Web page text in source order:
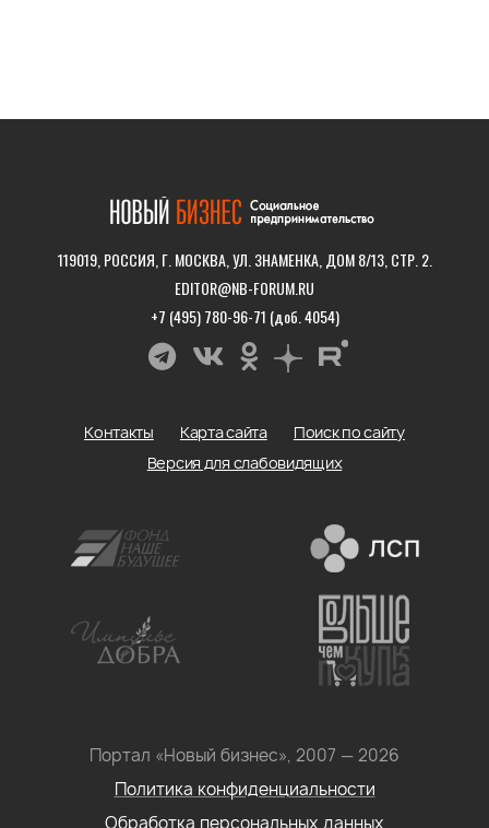
119019, РОССИЯ, Г. МОСКВА, УЛ. ЗНАМЕНКА, ДОМ 8/13, СТР. 2.
EDITOR@NB-FORUM.RU
+7 (495) 780-96-71 (доб. 4054)
Портал «Новый бизнес», 2007 — 2026
Политика конфиденциальности
Обработка персональных данных
Контакты Карта сайта
Поиск по сайту
Версия для слабовидящих